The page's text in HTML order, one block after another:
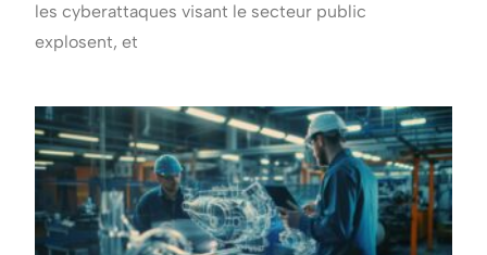
les cyberattaques visant le secteur public
explosent, et